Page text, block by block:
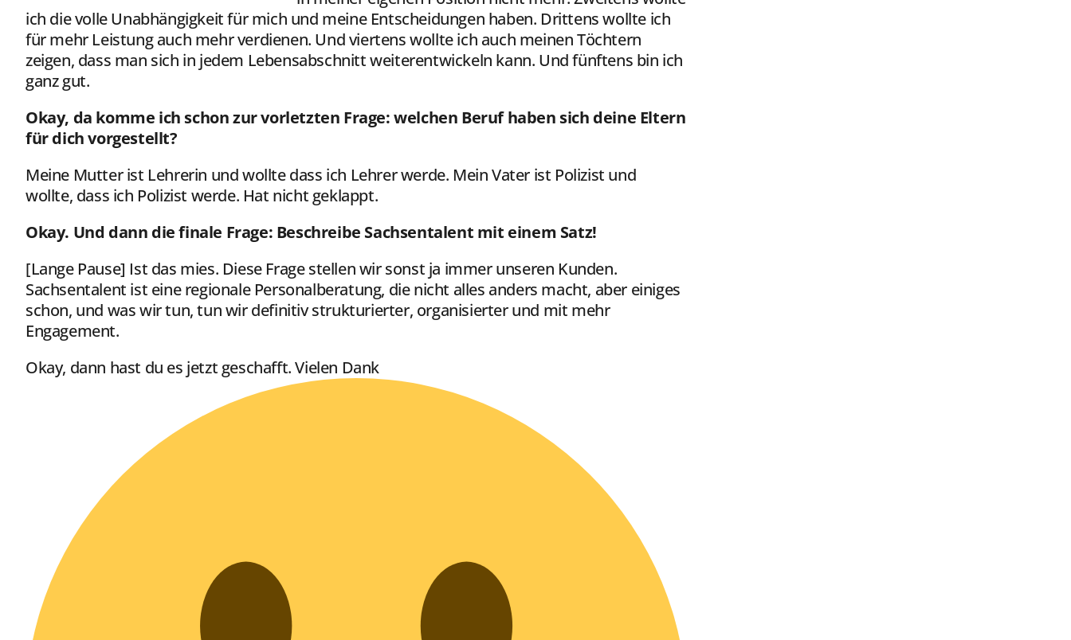
ich die volle Unabhängigkeit für mich und meine Entscheidungen haben. Drittens wollte ich
für mehr Leistung auch mehr verdienen. Und viertens wollte ich auch meinen Töchtern
zeigen, dass man sich in jedem Lebensabschnitt weiterentwickeln kann. Und fünftens bin ich
ganz gut.
Okay, da komme ich schon zur vorletzten Frage: welchen Beruf haben sich deine Eltern
für dich vorgestellt?
Meine Mutter ist Lehrerin und wollte dass ich Lehrer werde. Mein Vater ist Polizist und
wollte, dass ich Polizist werde. Hat nicht geklappt.
Okay. Und dann die finale Frage: Beschreibe Sachsentalent mit einem Satz!
[Lange Pause] Ist das mies. Diese Frage stellen wir sonst ja immer unseren Kunden.
Sachsentalent ist eine regionale Personalberatung, die nicht alles anders macht, aber einiges
schon, und was wir tun, tun wir definitiv strukturierter, organisierter und mit mehr
Engagement.
Okay, dann hast du es jetzt geschafft. Vielen Dank